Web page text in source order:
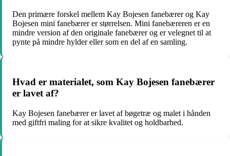
Den primære forskel mellem Kay Bojesen fanebærer og Kay
Bojesen mini fanebærer er størrelsen. Mini fanebæreren er en
mindre version af den originale fanebærer og er velegnet til at
pynte på mindre hylder eller som en del af en samling.
Hvad er materialet, som Kay Bojesen fanebærer
er lavet af?
Kay Bojesen fanebærer er lavet af bøgetræ og malet i hånden
med giftfri maling for at sikre kvalitet og holdbarhed.